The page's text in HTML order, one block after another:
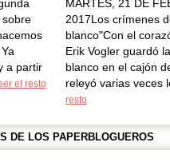
a partir
el resto
MARTES, 21 DE
2017Los crímenes
blanco"Con el
Erik Vogler guardó
blanco en el cajón
releyó varias veces
resto
DE LOS PAPERBLOGUEROS